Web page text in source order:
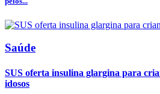
Saúde
SUS oferta insulina glargina para
idosos